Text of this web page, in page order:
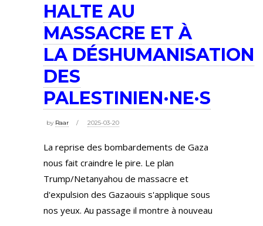
HALTE AU
MASSACRE ET À
LA DÉSHUMANISATION
DES
PALESTINIEN·NE·S
by Raar 2025-03-20
La reprise des bombardements de Gaza
nous fait craindre le pire. Le plan
Trump/Netanyahou de massacre et
d'expulsion des Gazaouis s'applique sous
nos yeux. Au passage il montre à nouveau